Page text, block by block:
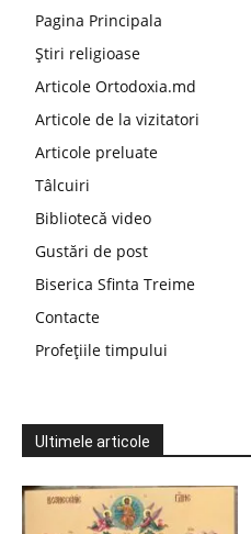
Pagina Principala
Știri religioase
Articole Ortodoxia.md
Articole de la vizitatori
Articole preluate
Tâlcuiri
Bibliotecă video
Gustări de post
Biserica Sfinta Treime
Contacte
Profețiile timpului
Ultimele articole